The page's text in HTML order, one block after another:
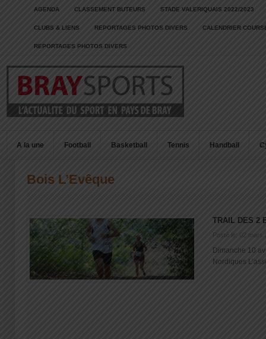
AGENDA CLASSEMENT BUTEURS STADE VALERIQUAIS 2022/2023
CLUBS & LIENS REPORTAGES PHOTOS DIVERS CALENDRIER
REPORTAGES PHOTOS DIVERS
A la une Football Basketball Tennis Handball
Bois L’Evêque
TRAIL DES 2
Posté le: 02 mars
Dimanche 10
Nordiques